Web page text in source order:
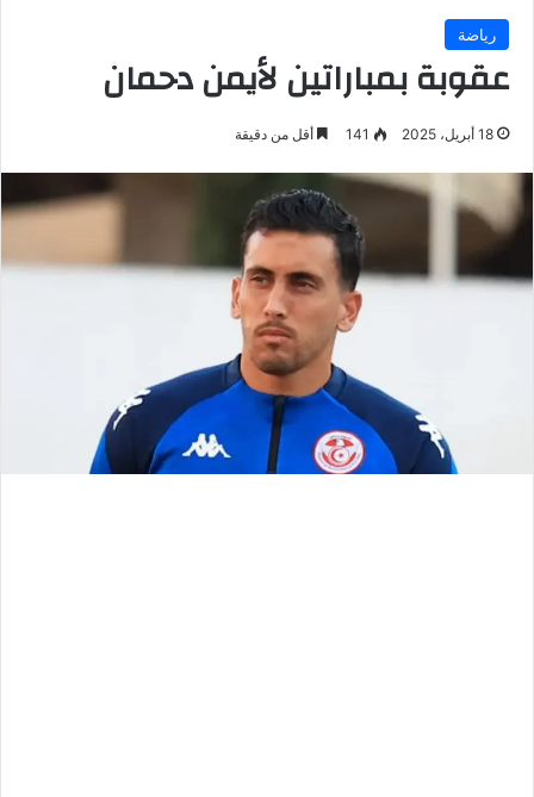
رياضة
عقوبة بمباراتين لأيمن دحمان
18 أبريل، 2025 141 أقل من دقيقة